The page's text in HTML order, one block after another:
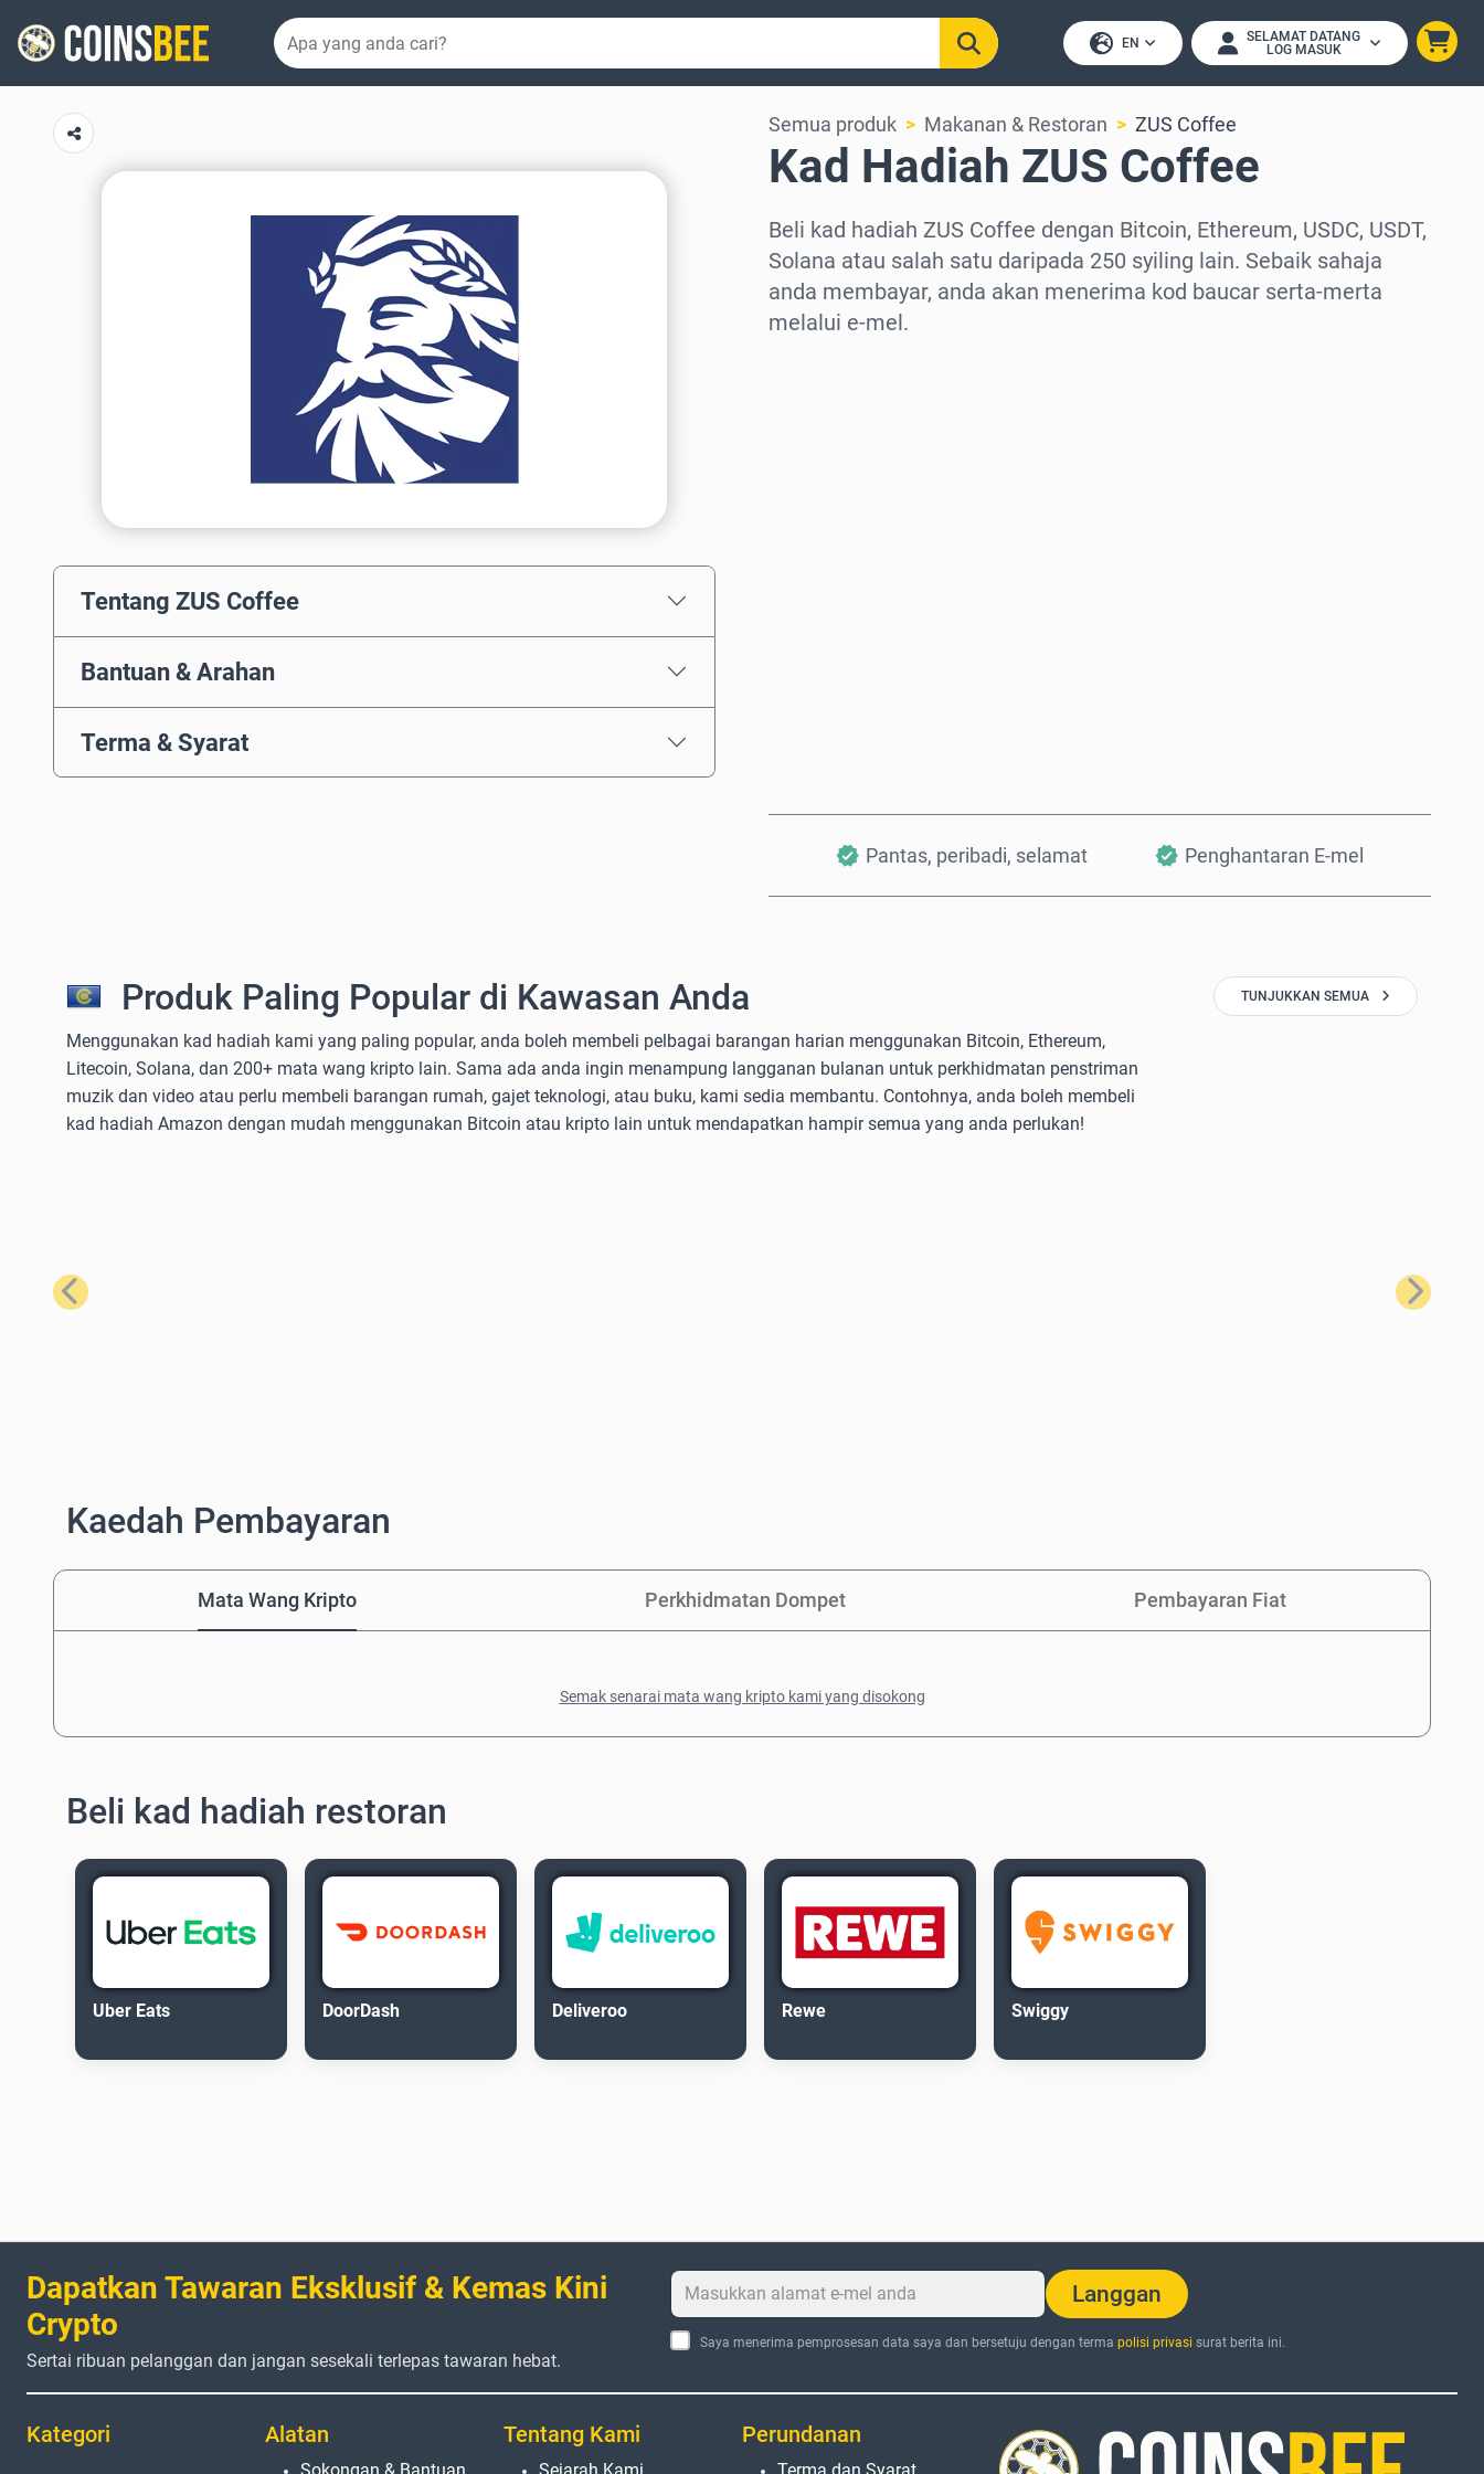
EN
SELAMAT DATANG
LOG MASUK
Tentang ZUS Coffee
Bantuan & Arahan
Terma & Syarat
Semua produk Makanan & Restoran ZUS Coffee
Kad Hadiah ZUS Coffee
Beli kad hadiah ZUS Coffee dengan Bitcoin, Ethereum, USDC, USDT,
Solana atau salah satu daripada 250 syiling lain. Sebaik sahaja
anda membayar, anda akan menerima kod baucar serta-merta
melalui e-mel.
Pantas, peribadi, selamat Penghantaran E-mel
Produk Paling Popular di Kawasan Anda
Menggunakan kad hadiah kami yang paling popular, anda boleh membeli pelbagai barangan harian menggunakan Bitcoin, Ethereum,
Litecoin, Solana, dan 200+ mata wang kripto lain. Sama ada anda ingin menampung langganan bulanan untuk perkhidmatan penstriman
muzik dan video atau perlu membeli barangan rumah, gajet teknologi, atau buku, kami sedia membantu. Contohnya, anda boleh membeli
kad hadiah Amazon dengan mudah menggunakan Bitcoin atau kripto lain untuk mendapatkan hampir semua yang anda perlukan!
TUNJUKKAN SEMUA
Sebelumnya Seterusnya
Kaedah Pembayaran
Mata Wang Kripto Perkhidmatan Dompet Pembayaran Fiat
Semak senarai mata wang kripto kami yang disokong
Beli kad hadiah restoran
Uber Eats DoorDash Deliveroo Rewe Swiggy
Dapatkan Tawaran Eksklusif & Kemas Kini
Crypto
Sertai ribuan pelanggan dan jangan sesekali terlepas tawaran hebat.
Langgan
Saya menerima pemprosesan data saya dan bersetuju dengan terma polisi privasi surat berita ini.
Kategori Alatan
Sokongan & Bantuan
Tentang Kami
Sejarah Kami
Perundanan
Terma dan Syarat